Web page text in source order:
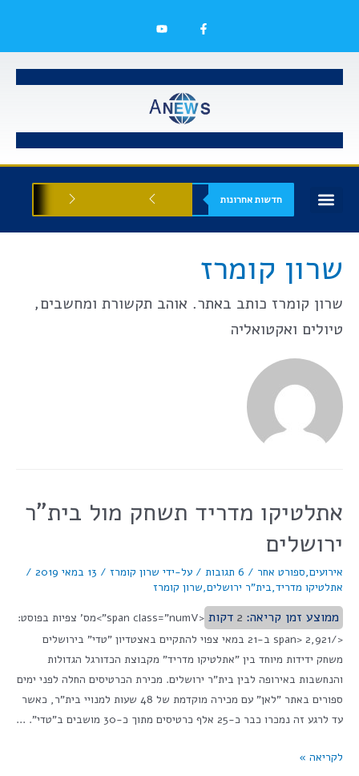
חדשות אחרונות
שרון קומרז
שרון קומרז כותב באתר. אוהב תקשורת ומחשבים,
טיולים ואקטואליה
אתלטיקו מדריד תשחק מול בית"ר
ירושלים
אירועים,ספורט אחר / 6 תגובות / על-ידי שרון קומרז / 13 במאי 2019
/
אתלטיקו מדריד,בית"ר ירושלים,שרון קומרז
ממוצע זמן קריאה: 2 דקות
<span class="numV">מס' צפיות בפוסט:
</span> 2,921 ב-21 במאי צפוי להתקיים באצטדיון "טדי" בירושלים
משחק ידידות מיוחד בין "אתלטיקו מדריד" מקבוצת הכדורגל הגדולות
והנחשבות באירופה לבין בית"ר ירושלים. מכירת הכרטיסים החלה לפני ימים
ספורים באתר "לאן" עם מכירה מוקדמת של 48 שעות למנויי בית"ר, כאשר
עד לרגע זה נמכרו כבר כ-25 אלף כרטיסים מתוך כ-30 מושבים ב"טדי". …
לקריאה »